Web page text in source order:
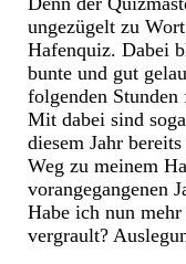
ungezügelt zu
Hafenquiz. Dabei
bunte und gut
folgenden
Mit dabei sind
diesem Jahr
Weg zu meinem
vorangegangenen
Habe ich nun
vergrault?